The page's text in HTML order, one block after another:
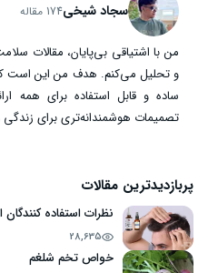
سجاد شیخی174 مقاله
من با اشتیاقی بی‌پایان، مقالات
و تحلیل می‌کنم. هدف من این است
ساده و قابل استفاده برای همه
تصمیمات هوشمندانه‌تری برای
پربازدیدترین مقالات
نظرات استفاده
28,635
خواص تخم شلغم